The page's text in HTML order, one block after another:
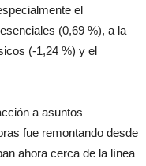
el
(0,69 %), a la
(-1,24 %) y el
a asuntos
fue remontando desde
ahora cerca de la línea